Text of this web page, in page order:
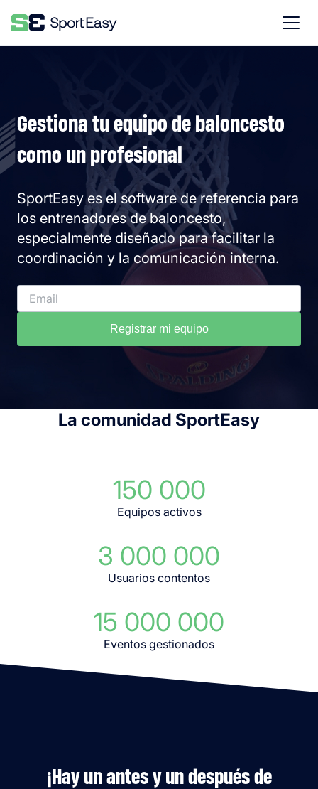
Gestiona tu equipo de baloncesto
como un profesional
SportEasy es el software de referencia para
los entrenadores de baloncesto,
especialmente diseñado para facilitar la
coordinación y la comunicación interna.
Registrar mi equipo
La comunidad SportEasy
150 000
Equipos activos
3 000 000
Usuarios contentos
15 000 000
Eventos gestionados
¡Hay un antes y un después de